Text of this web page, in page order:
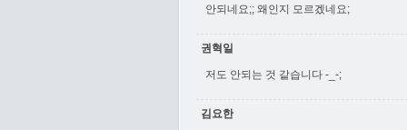
안되네요;; 왜인지 모르겠네요;
권혁일
저도 안되는 것 같습니다 -_-;
김요한